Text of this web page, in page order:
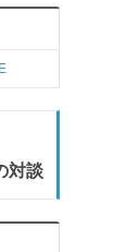
対談